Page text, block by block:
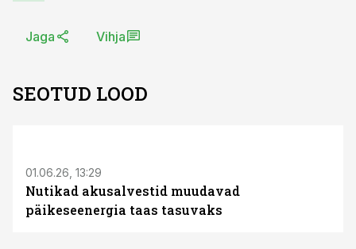
Jaga Vihja
SEOTUD LOOD
01.06.26, 13:29
Nutikad akusalvestid muudavad
päikeseenergia taas tasuvaks